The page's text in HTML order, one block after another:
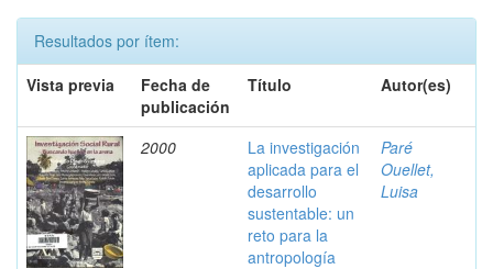
Resultados por ítem:
Vista previa
Fecha de
publicación
Título Autor(es)
2000
La investigación
aplicada para el
desarrollo
sustentable: un
reto para la
antropología
Paré
Ouellet,
Luisa